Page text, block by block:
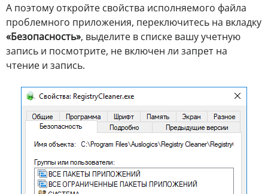
А поэтому откройте свойства исполняемого файла
проблемного приложения, переключитесь на вкладку
«Безопасность», выделите в списке вашу учетную
запись и посмотрите, не включен ли запрет на
чтение и запись.